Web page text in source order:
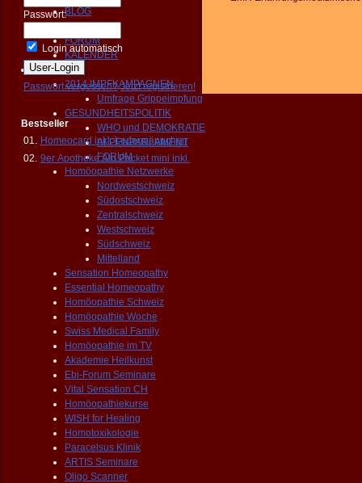
BLOG
NEWS
FORUM
KALENDER
Aktivitäten
2014 IMPFKAMPAGNEN
Umfrage Grippeimpfung
GESUNDHEITSPOLITIK
WHO und DEMOKRATIE
ALPENPARLAMENT
FORUM
Homöopathie Netzwerke
Nordwestschweiz
Südostschweiz
Zentralschweiz
Westschweiz
Südschweiz
Mittelland
Sensation Homeopathy
Essential Homeopathy
Homöopathie Schweiz
Homöopathie Woche
Swiss Medical Family
Homöopathie im TV
Akademie Heilkunst
Ebi-Forum Seminare
Vital Sensation CH
Homöopathiekurse
WISH for Healing
Homotoxikologie
Paracelsus Klinik
ARTIS Seminare
Oligo Scanner
Passwort:
Login automatisch
Passwort vergessen? Jetzt registrieren!
Bestseller
01. Homeocard inkl. Ledermäppchen
02. 9er Apotheke Alu Pocket mini inkl.